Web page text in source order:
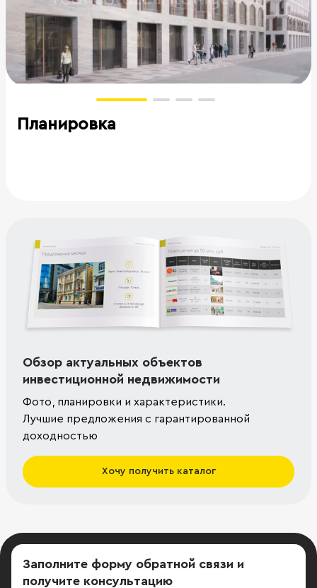
Планировка
Обзор актуальных объектов
инвестиционной недвижимости
Фото, планировки и характеристики.
Лучшие предложения с гарантированной
доходностью
Хочу получить каталог
Заполните форму обратной связи и
получите консультацию